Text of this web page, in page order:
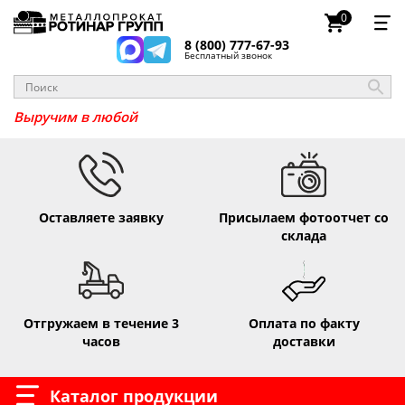
8 (800) 777-67-93
Бесплатный звонок
0
Выручим в
Оставляете заявку
Присылаем фотоотчет со
склада
Отгружаем в течение 3
часов
Оплата по факту
доставки
Каталог продукции